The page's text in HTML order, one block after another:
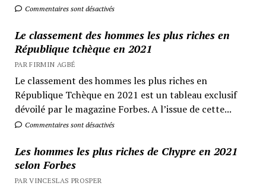
Commentaires sont désactivés
Le classement des hommes les plus riches en
République tchèque en 2021
PAR FIRMIN AGBÉ
Le classement des hommes les plus riches en
République Tchèque en 2021 est un tableau exclusif
dévoilé par le magazine Forbes. A l’issue de cette...
Commentaires sont désactivés
Les hommes les plus riches de Chypre en 2021
selon Forbes
PAR VINCESLAS PROSPER